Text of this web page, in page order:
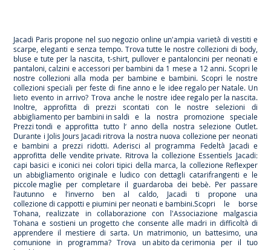
Jacadi Paris propone nel suo negozio online un'ampia varietà di vestiti e
scarpe, eleganti e senza tempo. Trova tutte le nostre collezioni di body,
bluse e tute per la nascita, t-shirt, pullover e pantaloncini per neonati e
pantaloni, calzini e accessori per bambini da 1 mese a 12 anni. Scopri le
nostre collezioni alla moda per bambine e bambini. Scopri le nostre
collezioni speciali per feste di fine anno e le idee regalo per Natale. Un
lieto evento in arrivo? Trova anche le nostre idee regalo per la nascita.
Inoltre, approfitta di prezzi scontati con le nostre selezioni di
abbigliamento per bambini in saldi e la nostra promozione speciale
Prezzi tondi e approfitta tutto l’ anno della nostra selezione Outlet.
Durante i Jolis Jours Jacadi ritrova la nostra nuova collezione per neonati
e bambini a prezzi ridotti. Aderisci al programma Fedeltà Jacadi e
approfitta dellevendite private. Ritrova la collezione Essentiels Jacadi:
capi basici e iconici nei colori tipici della marca, la collezione Reflexper
un abbigliamento originale e ludico con dettagli catarifrangenti e le
piccole maglie per completare il guardaroba dei bebè. Per passare
l’autunno e l’inverno ben al caldo, Jacadi ti propone una
collezione di cappotti e piumini per neonati e bambini.Scopri le borse
Tohana, realizzate in collaborazione con l'Associazione malgascia
Tohana e sostieni un progetto che consente alle madri in difficoltà di
apprendere il mestiere di sarta. Un matrimonio, un battesimo, una
comunione in programma? Trova un abito da cerimonia per il tuo